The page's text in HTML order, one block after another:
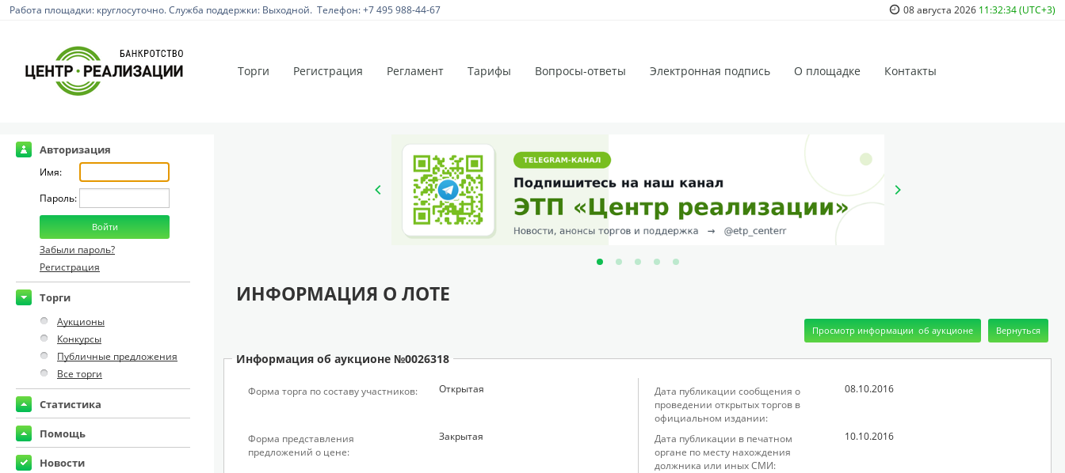
Работа площадки: круглосуточно. Служба поддержки: Выходной. Телефон: +7 495 988-44-67 08 августа 2026 11:32:34 (UTC+3)
Торги Регистрация Регламент Тарифы Вопросы-ответы Электронная подпись О площадке Контакты
Авторизация
Имя:
Пароль:
Забыли пароль?
Регистрация
Торги
Аукционы
Конкурсы
Публичные предложения
Все торги
Статистика
Помощь
Новости
ИНФОРМАЦИЯ О ЛОТЕ
Информация об аукционе №0026318
Форма торга по составу участников: Открытая
Дата публикации сообщения о
проведении открытых торгов в
официальном издании:
08.10.2016
Форма представления
предложений о цене:
Закрытая
Дата публикации в печатном
органе по месту нахождения
должника или иных СМИ:
10.10.2016